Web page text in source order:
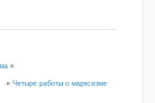
«
» Четыре работы о марксизме